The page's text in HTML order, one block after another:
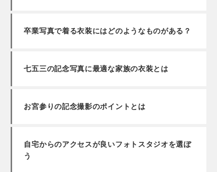
卒業写真で着る衣装にはどのようなものがある？
七五三の記念写真に最適な家族の衣装とは
お宮参りの記念撮影のポイントとは
自宅からのアクセスが良いフォトスタジオを選ぼ
う